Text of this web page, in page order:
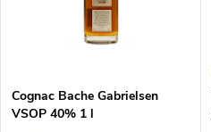
Cognac Bache Gabrielsen
VSOP 40% 1 l